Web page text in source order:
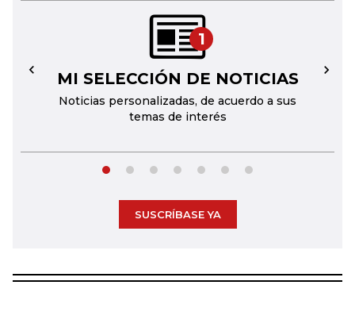
1
MI SELECCIÓN DE NOTICIAS
Noticias personalizadas, de acuerdo a sus
temas de interés
← →
SUSCRÍBASE YA